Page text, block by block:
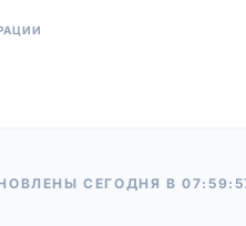
СЕГОДНЯ В